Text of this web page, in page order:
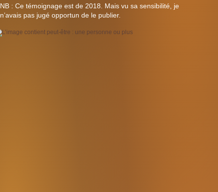
NB : Ce témoignage est de 2018. Mais vu sa sensibilité, je
n’avais pas jugé opportun de le publier.